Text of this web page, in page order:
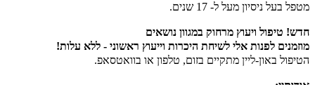
מטפל בעל ניסיון מעל ל- 17 שנים.
חדש! טיפול ויעוץ מרחוק במגוון נושאים
מוזמנים לפנות אלי לשיחת היכרות וייעוץ ראשוני - ללא עלות!
הטיפול באון-ליין מתקיים בזום, טלפון או בוואטסאפ.